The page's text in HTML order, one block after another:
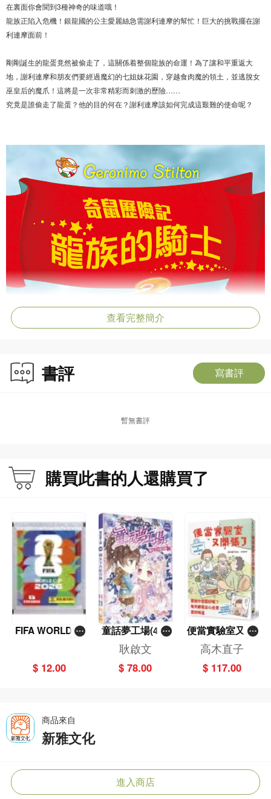
在裏面你會聞到3種神奇的味道哦！
龍族正陷入危機！銀龍國的公主愛麗絲急需謝利連摩的幫忙！巨大的挑戰擺在謝
利連摩面前！
剛剛誕生的龍蛋竟然被偷走了，這關係着整個龍族的命運！為了讓和平重返大
地，謝利連摩和朋友們要經過魔幻的七姐妹花園，穿越食肉魔的領土，並逃脫女
巫皇后的魔爪！這將是一次非常精彩而刺激的歷險……
究竟是誰偷走了龍蛋？他的目的何在？謝利連摩該如何完成這艱難的使命呢？
查看完整簡介
書評 寫書評
暫無書評
購買此書的人還購買了
FIFA WORLD C
包）
$ 12.00
童話夢工場(40)
——織女下凡結
奇緣
耿啟文
$ 78.00
便當實驗室又開
張了——日日和
特別日的菜單挑
戰記
高木直子
$ 117.00
商品來自
新雅文化
進入商店